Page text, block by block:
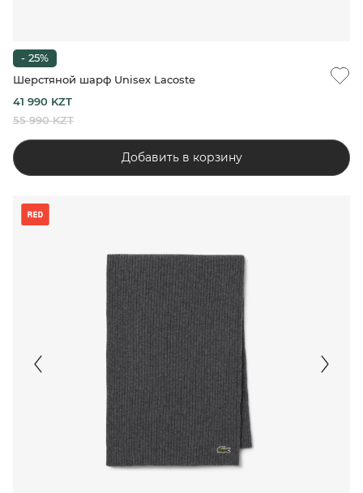
- 25%
Шерстяной шарф Unisex Lacoste
41 990 KZT
55 990 KZT
Добавить в корзину